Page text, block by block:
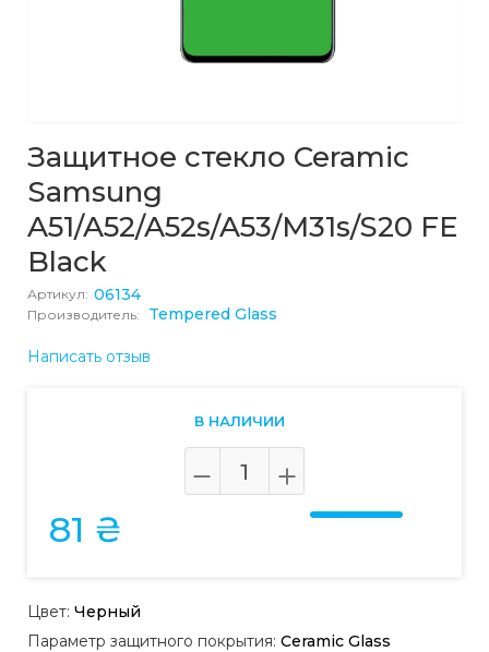
Защитное стекло Ceramic
Samsung
A51/A52/A52s/A53/M31s/S20 FE
Black
Артикул: 06134
Производитель: Tempered Glass
Написать отзыв
В НАЛИЧИИ
81 ₴
Цвет: Черный
Параметр защитного покрытия: Ceramic Glass